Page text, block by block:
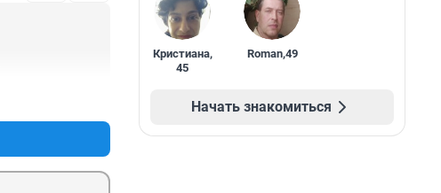
Кристиана,
45
Roman,49
Начать знакомиться